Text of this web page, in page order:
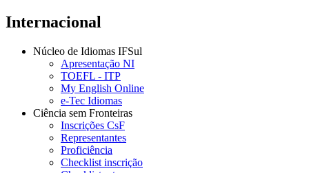
Internacional
Núcleo de Idiomas IFSul
Apresentação NI
TOEFL - ITP
My English Online
e-Tec Idiomas
Ciência sem Fronteiras
Inscrições CsF
Representantes
Proficiência
Checklist inscrição